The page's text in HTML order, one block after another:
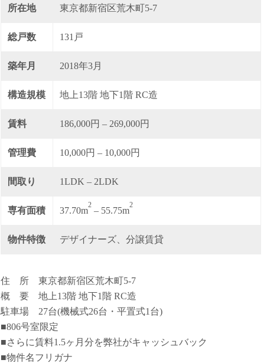
所在地 東京都新宿区荒木町5-7
総戸数 131戸
築年月 2018年3月
構造規模 地上13階 地下1階 RC造
賃料 186,000円 – 269,000円
管理費 10,000円 – 10,000円
間取り 1LDK – 2LDK
専有面積 37.70m
2
– 55.75m
2
物件特徴 デザイナーズ、分譲賃貸
住 所 東京都新宿区荒木町5-7
概 要 地上13階 地下1階 RC造
駐車場 27台(機械式26台・平置式1台)
■806号室限定
■さらに賃料1.5ヶ月分を弊社がキャッシュバック
■物件名フリガナ